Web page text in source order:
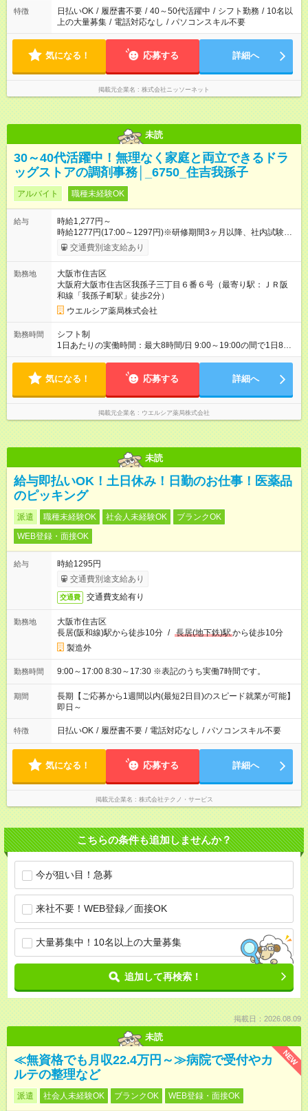
特徴 日払いOK / 履歴書不要 / 40～50代活躍中 / シフト勤務 / 10名以
上の大量募集 / 電話対応なし / パソコンスキル不要
気になる！ 応募する 詳細へ
掲載元企業名 株式会社ニッソーネット
未読
30～40代活躍中！無理なく家庭と両立できるドラ
ッグストアの調剤事務│_6750_住吉我孫子
アルバイト 職種未経験OK
給与
時給1,277円～
時給1277円(17:00～1297円)※研修期間3ヶ月以降、社内試験に
よる更新判定あり 社内試験合格後、時給＋50～100円の昇給あ
り （大学生は＋20円） 試用期間あり：入社日から3ヶ月間／本
間の長さ：3ヶ月 雇用形態、給与は本採用時と同じです。
交通費別途支給あり
勤務地
大阪市住吉区
大阪府大阪市住吉区我孫子三丁目６番６号（最寄り駅：ＪＲ阪
和線「我孫子町駅」徒歩2分）
ウエルシア薬局株式会社
勤務時間
シフト制
1日あたりの実働時間：最大8時間/日 9:00～19:00の間で1日8時
間の勤務 ☆週4～5日の勤務 ※勤務曜日応相談 ☆未経験・無資格
気になる！ 応募する 詳細へ
掲載元企業名 ウエルシア薬局株式会社
未読
給与即払いOK！土日休み！日勤のお仕事！医薬品
のピッキング
派遣 職種未経験OK 社会人未経験OK
ブランクOK
WEB登録・面接OK
給与
時給1295円
交通費別途支給あり
交通費 交通費支給有り
勤務地
大阪市住吉区
長居(阪和線)駅から徒歩10分 / 長居(地下鉄)駅から徒歩10分
製造外
勤務時間 9:00～17:00 8:30～17:30 ※表記のうち実働7時間です。
期間
長期【ご応募から1週間以内(最短2日目)のスピード就業が可能】
即日～
特徴 日払いOK / 履歴書不要 / 電話対応なし / パソコンスキル不要
気になる！ 応募する 詳細へ
掲載元企業名 株式会社テクノ・サービス
こちらの条件も追加しませんか？
今が狙い目！急募
来社不要！WEB登録／面接OK
大量募集中！10名以上の大量募集
追加して再検索！
掲載日：2026.08.09
未読
NEW
≪無資格でも月収22.4万円～≫病院で受付やカ
ルテの整理など
派遣 社会人未経験OK ブランクOK WEB登録・面接OK